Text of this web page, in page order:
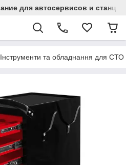
для автосервисов и
Інструменти та обладнання для СТО